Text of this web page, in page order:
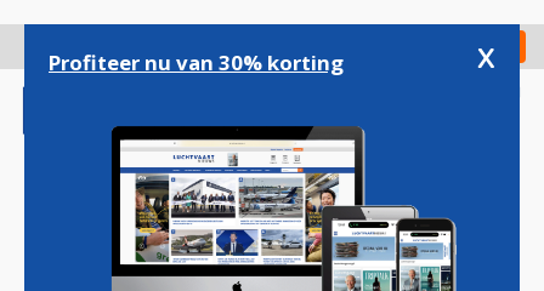
gaan
Check in
Magazine Podcasts Vacatures
Profiteer nu van 30% korting x